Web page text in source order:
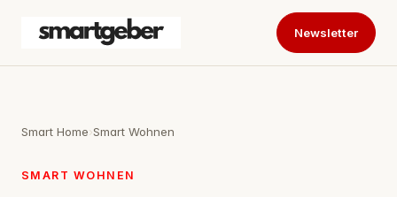
Newsletter
Smart Home›Smart Wohnen
SMART WOHNEN